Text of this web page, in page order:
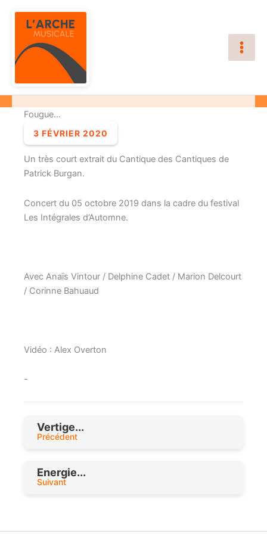
Fougue…
3 FÉVRIER 2020
Un très court extrait du Cantique des Cantiques de
Patrick Burgan.
Concert du 05 octobre 2019 dans la cadre du festival
Les Intégrales d’Automne.
Avec Anaïs Vintour / Delphine Cadet / Marion Delcourt
/ Corinne Bahuaud
Vidéo : Alex Overton
-
Vertige...
Précédent
Energie...
Suivant